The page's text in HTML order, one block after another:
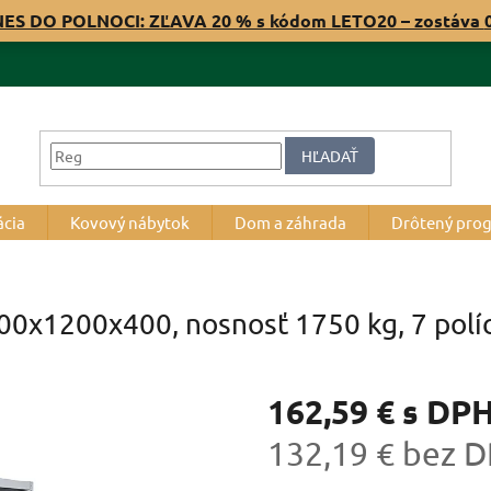
DO POLNOCI: ZĽAVA 20 % s kódom LETO20 – zostáva
HĽADAŤ
Kovový nábytok Dom a záhrada Drôtený
nosnosť 1750 kg, 7
162,59 € s
132,19 € bez